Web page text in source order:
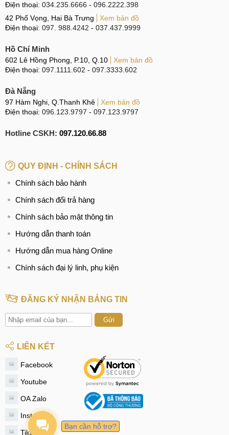
Điện thoại: 034.235.6666 - 096.2222.398
42 Phố Vọng, Hai Bà Trưng
Xem bản đồ
Điện thoại: 097. 988.4242 - 037.437.9999
Hồ Chí Minh
602 Lê Hồng Phong, P.10, Q.10
Xem bản đồ
Điện thoại: 097.1111.602 - 097.3333.602
Đà Nẵng
97 Hàm Nghi, Q.Thanh Khê
Xem bản đồ
Điện thoại: 096.123.9797 - 097.123.9797
Hotline CSKH: 097.120.66.88
QUY ĐỊNH - CHÍNH SÁCH
Chính sách bảo hành
Chính sách đổi trả hàng
Chính sách bảo mật thông tin
Hướng dẫn thanh toán
Hướng dẫn mua hàng Online
Chính sách đại lý linh, phụ kiện
ĐĂNG KÝ NHẬN BẢNG TIN
Gửi
LIÊN KẾT
Facebook
Youtube
OA Zalo
Instagram
Tiktok
Bạn cần hỗ trợ?